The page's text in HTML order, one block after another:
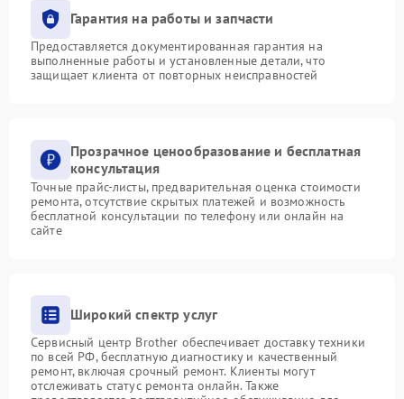
Гарантия на работы и запчасти
Предоставляется документированная гарантия на
выполненные работы и установленные детали, что
защищает клиента от повторных неисправностей
Прозрачное ценообразование и бесплатная
консультация
Точные прайс-листы, предварительная оценка стоимости
ремонта, отсутствие скрытых платежей и возможность
бесплатной консультации по телефону или онлайн на
сайте
Широкий спектр услуг
Сервисный центр Brother обеспечивает доставку техники
по всей РФ, бесплатную диагностику и качественный
ремонт, включая срочный ремонт. Клиенты могут
отслеживать статус ремонта онлайн. Также